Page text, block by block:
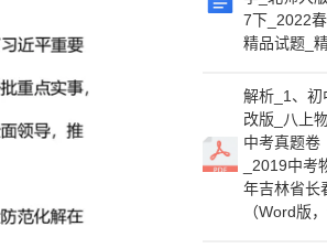
7下_2022
精品试题_
解析_1、初
改版_八上
中考真题卷
_2019中
年吉林省长
（Word版